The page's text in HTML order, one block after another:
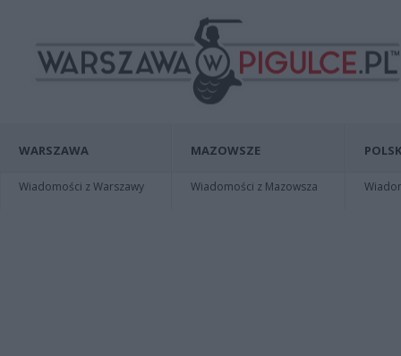
WARSZAWA
Wiadomości z Warszawy
MAZOWSZE
Wiadomości z Mazowsza